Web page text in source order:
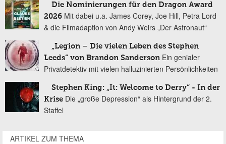
Die Nominierungen für den Dragon Award
2026 Mit dabei u.a. James Corey, Joe Hill, Petra Lord
& die Filmadaption von Andy Weirs „Der Astronaut“
„Legion – Die vielen Leben des Stephen
Leeds“ von Brandon Sanderson Ein genialer
Privatdetektiv mit vielen halluzinierten Persönlichkeiten
Stephen King: „It: Welcome to Derry“ - In der
Krise Die „große Depression“ als Hintergrund der 2.
Staffel
ARTIKEL ZUM THEMA